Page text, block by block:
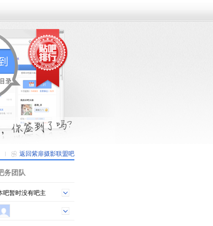
返回紫扉摄影联盟吧
务团队
吧暂时没有吧主